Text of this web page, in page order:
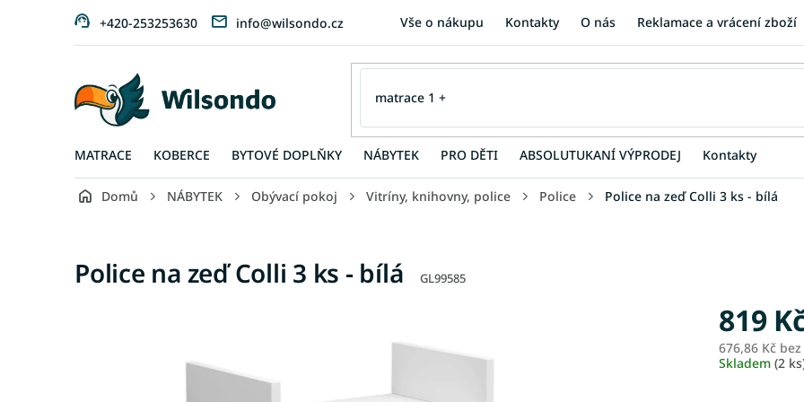
+420-253253630 info@wilsondo.cz Vše o nákupu Kontakty O nás Reklamace a vrácení zboží
MATRACE KOBERCE BYTOVÉ DOPLŇKY NÁBYTEK PRO DĚTI ABSOLUTUKANÍ VÝPRODEJ Kontakty
Domů NÁBYTEK Obývací pokoj Vitríny, knihovny, police Police Police na zeď Colli 3 ks - bílá
Police na zeď Colli 3 ks - bílá GL99585
819
676,86 Kč bez
Skladem (2